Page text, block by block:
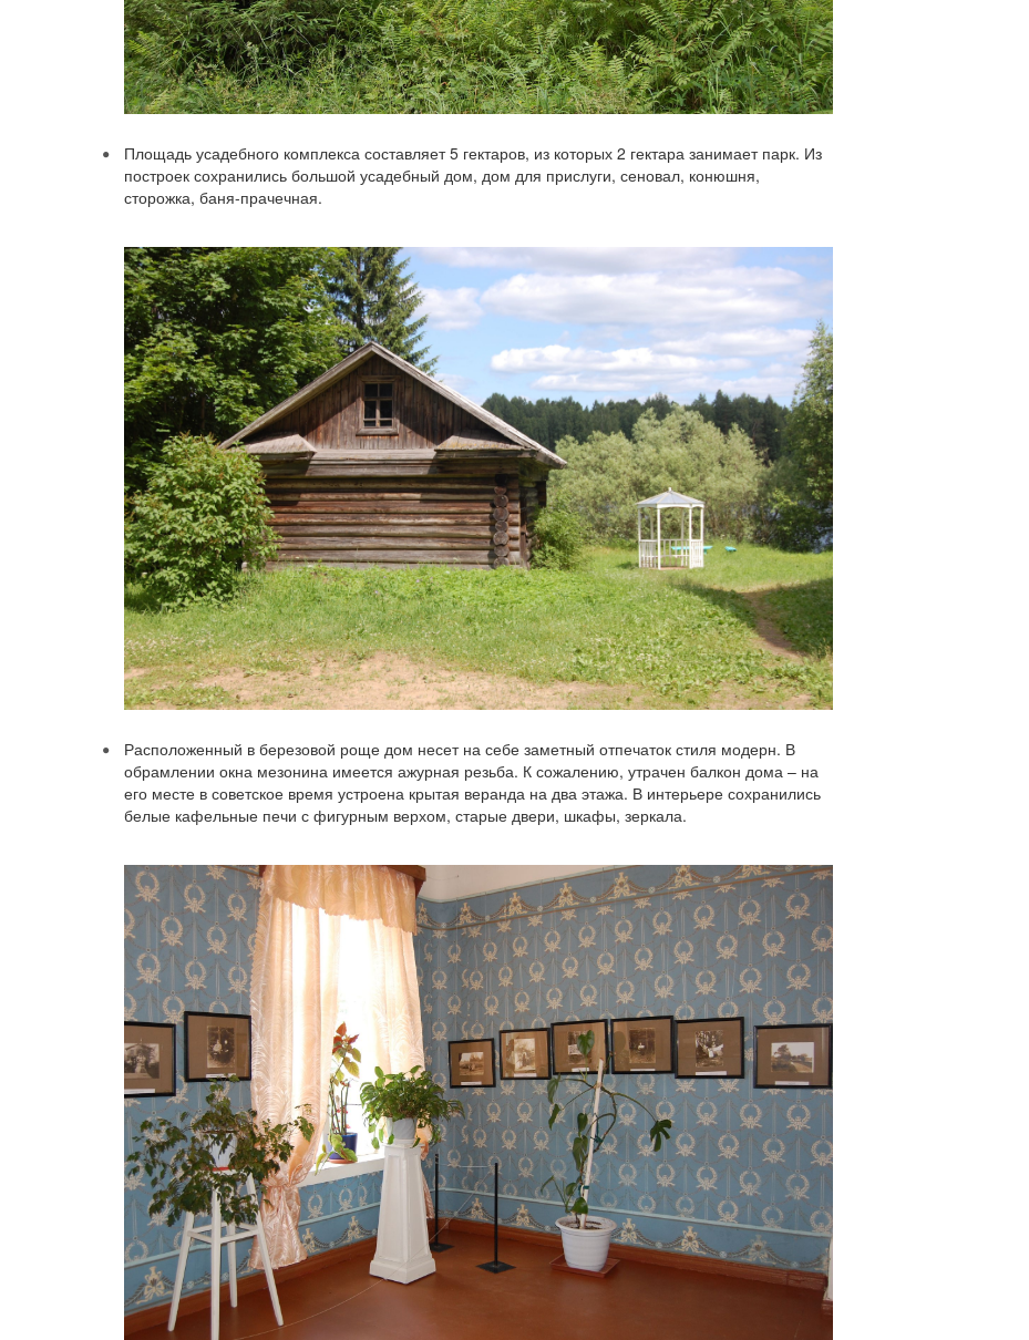
Площадь усадебного комплекса составляет 5 гектаров, из которых 2 гектара занимает парк. Из
построек сохранились большой усадебный дом, дом для прислуги, сеновал, конюшня,
сторожка, баня-прачечная.
Расположенный в березовой роще дом несет на себе заметный отпечаток стиля модерн. В
обрамлении окна мезонина имеется ажурная резьба. К сожалению, утрачен балкон дома – на
его месте в советское время устроена крытая веранда на два этажа. В интерьере сохранились
белые кафельные печи с фигурным верхом, старые двери, шкафы, зеркала.